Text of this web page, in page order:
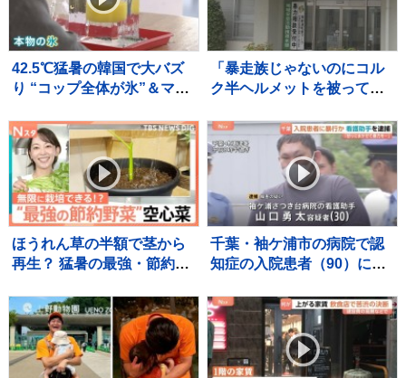
42.5℃猛暑の韓国で大バズ
り “コップ全体が氷”＆マイ
ジネスの最前線を取材
「暴走族じゃないのにコル
ク半ヘルメットを被って
少年らと父親を傷害の疑い
で逮捕
ほうれん草の半額で茎から
再生？ 猛暑の最強・節約野
タ】
千葉・袖ケ浦市の病院で認
知症の入院患者（90）に暴
手の男（30）を逮捕 千葉県
警